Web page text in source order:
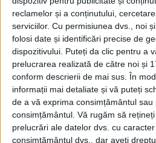
reclamelor și a conținutului,
serviciilor. Cu permisiunea dvs., noi
folosi date și identificări precise de
dispozitivului. Puteți da clic pentru a
prelucrarea realizată de către noi și
conform descrierii de mai sus. În
informații mai detaliate și vă puteți
de a vă exprima consimțământul
consimțământul. Vă rugăm să
prelucrări ale datelor dvs. cu
consimțământul dvs., dar aveți
Din nefericire, pentru
este imposibilă orice